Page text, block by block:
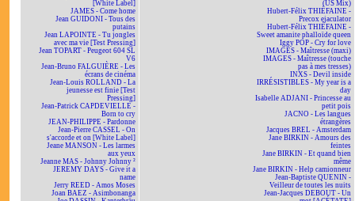
[White Label]
JAMES - Come home
Jean GUIDONI - Tous des
putains
Jean LAPOINTE - Tu jongles
avec ma vie [Test Pressing]
Jean TOPART - Peugeot 604 SL
V6
Jean-Bruno FALGUIÈRE - Les
écrans de cinéma
Jean-Louis ROLLAND - La
jeunesse est finie [Test
Pressing]
Jean-Patrick CAPDEVIELLE -
Born to cry
JEAN-PHILIPPE - Pardonne
Jean-Pierre CASSEL - On
s'accorde et on [White Label]
Jeane MANSON - Les larmes
aux yeux
Jeanne MAS - Johnny Johnny ²
JEREMY DAYS - Give it a
name
Jerry REED - Amos Moses
Joan BAEZ - Asimbonanga
(US Mix)
Hubert-Félix THIÉFAINE -
Precox ejaculator
Hubert-Félix THIÉFAINE -
Sweet amanite phalloïde queen
Iggy POP - Cry for love
IMAGES - Maîtresse (maxi)
IMAGES - Maîtresse (touche
pas à mes tresses)
INXS - Devil inside
IRRÉSISTIBLES - My year is a
day
Isabelle ADJANI - Princesse au
petit pois
JACNO - Les langues
étrangères
Jacques BREL - Amsterdam
Jane BIRKIN - Amours des
feintes
Jane BIRKIN - Et quand bien
même
Jane BIRKIN - Help camionneur
Jean-Baptiste QUENIN -
Veilleur de toutes les nuits
Jean-Jacques DEBOUT - Un